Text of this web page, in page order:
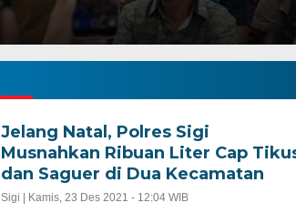
Jelang Natal, Polres Sigi
Musnahkan Ribuan Liter Cap
dan Saguer di Dua Kecamatan
Sigi | Kamis, 23 Des 2021 - 12:04 WIB